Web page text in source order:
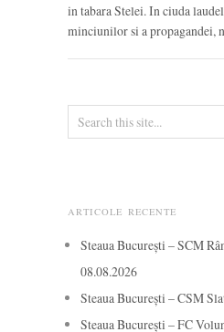
in tabara Stelei. In ciuda
minciunilor si a propagandei,
ARTICOLE RECENTE
Steaua București – SCM
08.08.2026
Steaua București – CSM
Steaua București – FC